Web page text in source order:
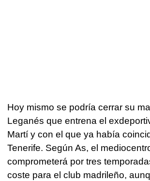
Hoy mismo se podría cerrar su
Leganés que entrena el
Martí y con el que ya había
Tenerife. Según As, el
comprometerá por tres
coste para el club madrileño,